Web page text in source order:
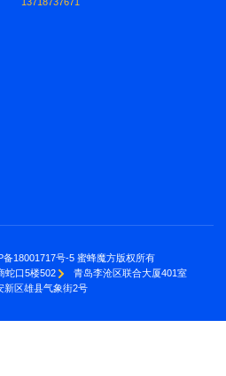
18001717号-5 蜜蜂魔方版权所有
蛇口5楼502
青岛李沧区联合大厦401室
新区雄县气象街2号